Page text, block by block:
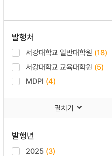
발행처
서강대학교 일반대학원 (18)
서강대학교 교육대학원 (5)
MDPI (4)
펼치기
발행년
2025 (3)